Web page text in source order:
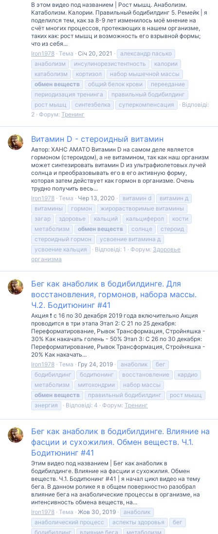
В этом видео под названием | Рост мышц. Анаболизм.
Катаболизм. Калории. Правильный бодибилдинг 5. Ремейк | я
поделился тем, как за 8-9 лет изменилось моё мнение на
счёт многих процессов, протекающих в нашем организме,
таких как: рост мышц и возможность его взрывной формы;
что из себя...
Iron1978 Тема Січ 20, 2021
александр пасько
анаболизм
инсулинорезистентность
калории
катаболизм
кортизол
набор мышечной массы
обмен веществ общий белок крови
переедание
периодизация тренинга
правильный бодибилдинг
рост мышц
синтезбелка суперкомпенсация
Відповіді:
2
Форум: Тренинг
Витамин D - стероидный витамин
Автор: ХАНС АМАТО Витамин D на самом деле является
гормоном (стероидом), а не витамином, так как наш организм
может синтезировать витамин D из ультрафиолетовых лучей
солнца и преобразовывать его в его активную форму,
которая затем действует как гормон в организме. Очень
трудно получить весь...
Iron1978 Тема Чер 13, 2020 витамин d
витамин д
витамины
гормон
жирорастворимые витамины
загар
здоровье кальций кальциферол
кости
метаболизм
обмен веществ солнце
стероид
стероидный гормон
усвоение витамина д
усвоение кальция
Відповіді: 1 Форум: Здоровье
организма
Бег как анаболик в бодибилдинге. Для
восстановления, гормонов, набора массы.
Ч.2. Бодитюнинг #41
Акция ❗ c 16 по 30 декабря 2019 года включительно Акция
проводится в три этапа Этап 2: С 21 по 25 декабря:
Переформатирование, Рывок Трансформация, Стройняшка -
30% Как накачать голень - 50% Этап 3: С 26 по 30 декабря:
Переформатирование, Рывок Трансформация, Стройняшка -
20% Как накачать...
Iron1978 Тема Гру 24, 2019 анаболик
бег
бодибилдинг
бодитюнинг восстановление
кардио
метаболизм
митохондрии
набор массы
обмен веществ правильный бодибилдинг
рост мышц
энергия
Відповіді: 4 Форум: Тренинг
Бег как анаболик в бодибилдинге. Влияние на
фасции и сухожилия. Обмен веществ. Ч.1.
Бодитюнинг #41
Этим видео под названием | Бег как анаболик в
бодибилдинге. Влияние на фасции и сухожилия. Обмен
веществ. Ч.1. Бодитюнинг #41 | я начал цикл видео на тему
бега. В данном ролике я в общем поверхностно разобрал
влияние бега на анаболические процессы в организме, на
интенсивность обмена веществ, на...
Iron1978 Тема Жов 30, 2019
анаболик
анаболический процесс
аспекты здоровья
бег
бодибилдинг
влияние бега метаболизм